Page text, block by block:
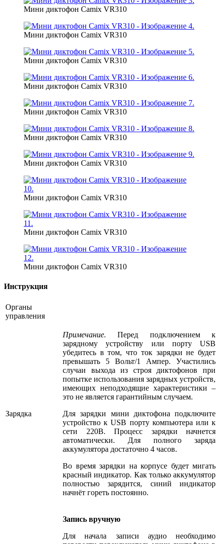
Мини диктофон Camix VR310
Мини диктофон Camix VR310
Мини диктофон Camix VR310
Мини диктофон Camix VR310
Мини диктофон Camix VR310
Мини диктофон Camix VR310
Мини диктофон Camix VR310
Мини диктофон Camix VR310
Мини диктофон Camix VR310
Мини диктофон Camix VR310
Инструкция
Органы
управления
Зарядка
Примечание.Перед подключением к
зарядному устройству или порту USB
убедитесь в том, что ток зарядки не будет
превышать 5 Вольт/1 Ампер. Участились
случаи выхода из строя диктофонов при
попытке использования зарядных устройств,
имеющих неподходящие характеристики –
это не является гарантийным случаем.
Для зарядки мини диктофона подключите
устройство к USB порту компьютера или к
сети 220В. Процесс зарядки начнется
автоматически. Для полного заряда
аккумулятора достаточно 4 часов.
Во время зарядки на корпусе будет мигать
красный индикатор. Как только аккумулятор
полностью зарядится, синий индикатор
начнёт гореть постоянно.
Запись вручную
Для начала записи аудио необходимо